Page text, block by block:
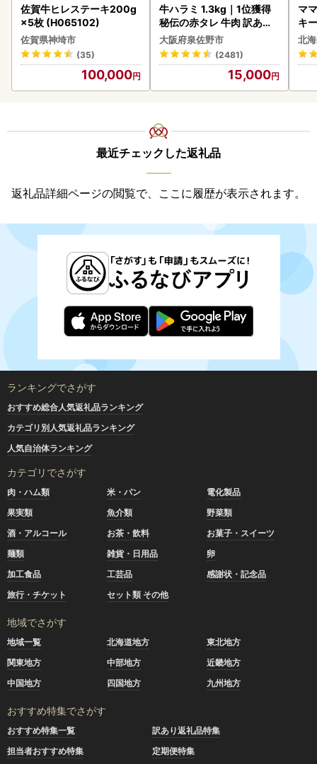
佐賀牛ヒレステーキ200g
×5枚 (H065102)
佐賀県神埼市
(35)
100,000
牛ハラミ 1.3kg｜1位獲得
秘伝の赤タレ 牛肉 訳あり
焼肉 BBQ
大阪府泉佐野市
(2481)
15,000
マ
キ
ズ
0
北
最近チェックした返礼品
返礼品詳細ページの閲覧で、ここに履歴が表示されます。
ランキングでさがす
おすすめ総合人気返礼品ランキング
カテゴリ別人気返礼品ランキング
人気自治体ランキング
カテゴリでさがす
肉・ハム類 米・パン
電化製品
果実類
魚介類
野菜類
酒・アルコール
お茶・飲料
お菓子・スイーツ
麺類
雑貨・日用品
卵
加工食品
工芸品
感謝状・記念品
旅行・チケット
セット類 その他
地域でさがす
地域一覧 北海道地方
東北地方
関東地方
中部地方
近畿地方
中国地方
四国地方 九州地方
おすすめ特集でさがす
おすすめ特集一覧
訳あり返礼品特集
担当者おすすめ特集
定期便特集